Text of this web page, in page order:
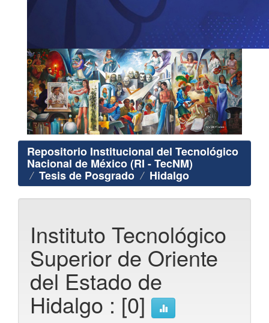
Repositorio Institucional del Tecnológico
Nacional de México (RI - TecNM)
Tesis de Posgrado Hidalgo
Instituto Tecnológico
Superior de Oriente
del Estado de
Hidalgo : [0]